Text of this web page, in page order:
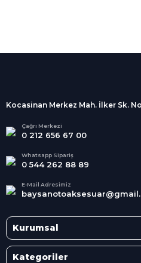
Alışveriş
kargolanmaktadır.
Tüm Kredi Kartlarına taksit
seçenekleri
Kocasinan Merkez Mah. İlker Sk.
Çağrı Merkezi
0 212 656 67 00
Whatsapp Sipariş
0 544 262 88 89
E-Mail Adresimiz
Kurumsal
Kategoriler